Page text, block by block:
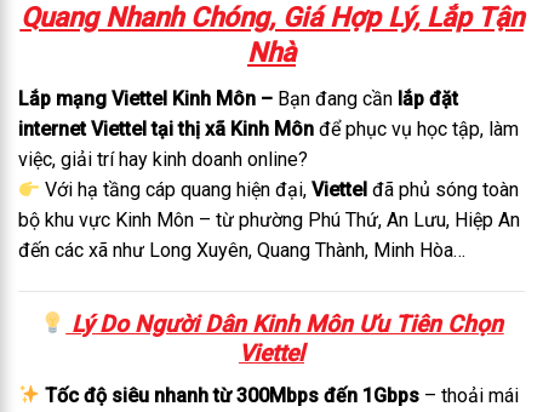
Quang Nhanh Chóng, Giá Hợp Lý, Lắp Tận
Nhà
Lắp mạng Viettel Kinh Môn – Bạn đang cần lắp đặt
internet Viettel tại thị xã Kinh Môn để phục vụ học tập, làm
việc, giải trí hay kinh doanh online?
Với hạ tầng cáp quang hiện đại,Viettel đã phủ sóng toàn
bộ khu vực Kinh Môn – từ phường Phú Thứ, An Lưu, Hiệp An
đến các xã như Long Xuyên, Quang Thành, Minh Hòa…
Lý Do Người Dân Kinh Môn Ưu Tiên Chọn
Viettel
Tốc độ siêu nhanh từ 300Mbps đến 1Gbps – thoải mái